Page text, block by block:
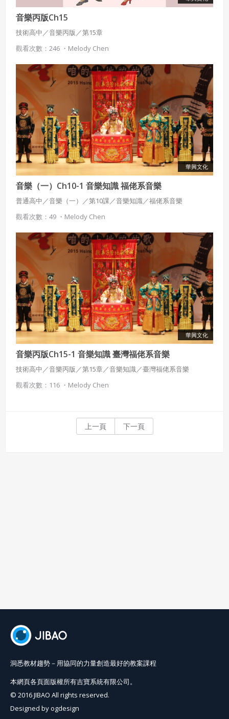
音樂丙版Ch15
技術高中／音樂丙版／第15章
觀看次數：246 ・ Melody Chen
華興文化
音樂（一）Ch10-1 音樂知識 福佬系音樂
普通高中／音樂（一）／第10課／音樂知識／福佬系音樂
觀看次數：49 ・ Melody Chen
華興文化
音樂丙版Ch15-1 音樂知識 臺灣福佬系音樂
技術高中／音樂丙版／第15章／音樂知識／臺灣福佬系音樂
觀看次數：116 ・ Melody Chen
上一頁 下一頁
洞悉教材趨勢－用協同的力量創造最好的教案課程
本網頁各頁面版權所有吉寶系統有限公司。
© 2016 JIBAO All rights reserved.
Designed byogdesign